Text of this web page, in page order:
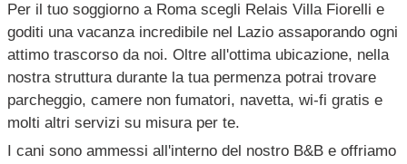
Per il tuo soggiorno a Roma scegli Relais Villa Fiorelli e
goditi una vacanza incredibile nel Lazio assaporando ogni
attimo trascorso da noi. Oltre all'ottima ubicazione, nella
nostra struttura durante la tua permenza potrai trovare
parcheggio, camere non fumatori, navetta, wi-fi gratis e
molti altri servizi su misura per te.
I cani sono ammessi all'interno del nostro B&B e offriamo